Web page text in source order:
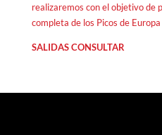
realizaremos con el objetivo de
completa de los Picos de
SALIDAS CONSULTAR